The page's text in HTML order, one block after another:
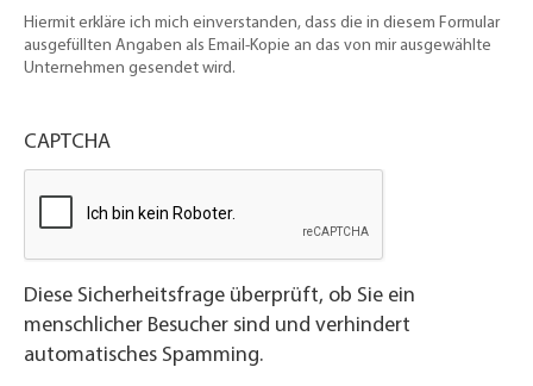
Hiermit erkläre ich mich einverstanden, dass die in diesem Formular
ausgefüllten Angaben als Email-Kopie an das von mir ausgewählte
Unternehmen gesendet wird.
CAPTCHA
Diese Sicherheitsfrage überprüft, ob Sie ein
menschlicher Besucher sind und verhindert
automatisches Spamming.